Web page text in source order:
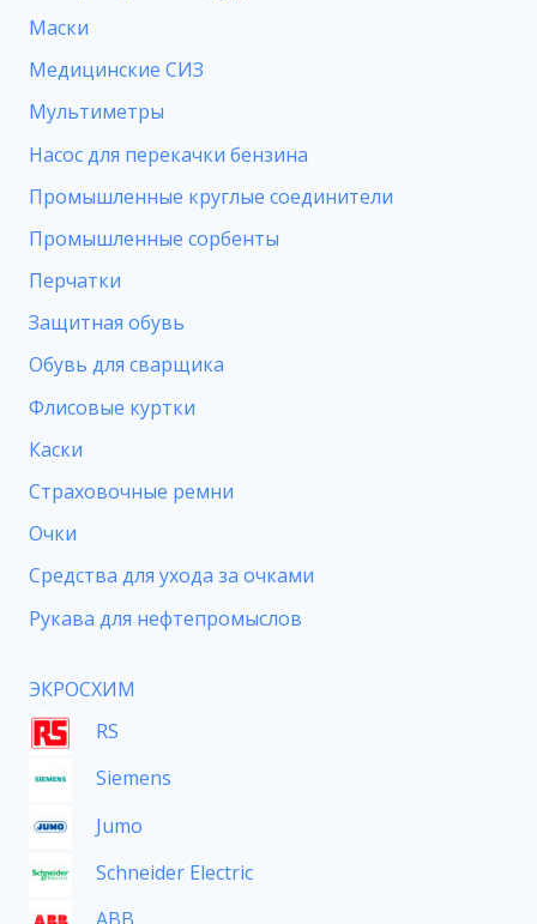
Маски
Медицинские СИЗ
Мультиметры
Насос для перекачки бензина
Промышленные круглые соединители
Промышленные сорбенты
Перчатки
Защитная обувь
Обувь для сварщика
Флисовые куртки
Каски
Страховочные ремни
Очки
Средства для ухода за очками
Рукава для нефтепромыслов
ЭКРОСХИМ
RS
Siemens
Jumo
Schneider Electric